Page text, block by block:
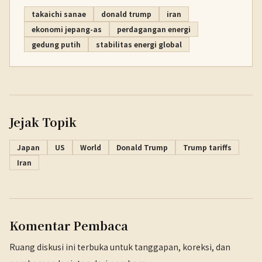
takaichi sanae donald trump
iran
ekonomi jepang-as
perdagangan energi
gedung putih
stabilitas energi global
Jejak Topik
Japan US World Donald Trump
Trump tariffs
Iran
Komentar Pembaca
Ruang diskusi ini terbuka untuk tanggapan, koreksi, dan